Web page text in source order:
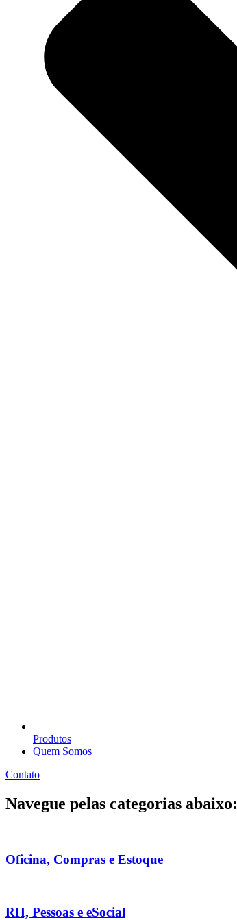
Produtos
Quem Somos
Contato
Navegue pelas categorias abaixo:
Oficina, Compras e Estoque
RH, Pessoas e eSocial